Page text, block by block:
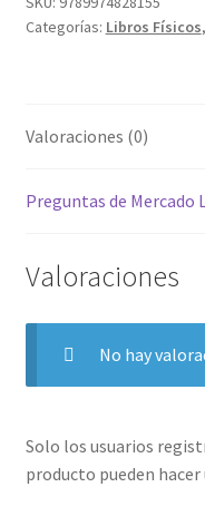
Categorías: Libros Físicos,
Valoraciones (0)
Preguntas de Mercado
Valoraciones
No hay
Solo los usuarios
producto pueden